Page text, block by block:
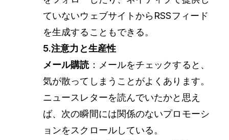
ていないウェブサイトからRSSフィード
を生成することもできる。
5.注意力と生産性
メール購読：メールをチェックすると、
気が散ってしまうことがよくあります。
ニュースレターを読んでいたかと思え
ば、次の瞬間には関係のないプロモーシ
ョンをスクロールしている。